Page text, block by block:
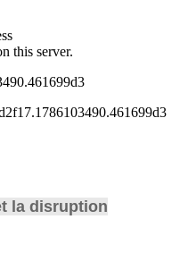
la disruption